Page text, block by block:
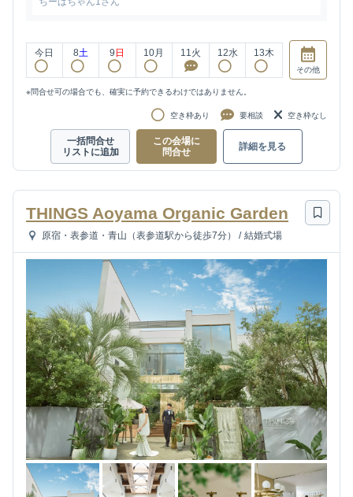
今日 8土 9 日 10月 11 火 12水 13木
その他
※問合せ可の場合でも、確実に予約できるわけではありません。
空き枠あり 要相談 空き枠なし
一括問合せ
リストに追加
この会場に
問合せ
詳細を見る
THINGS Aoyama Organic Garden
原宿・表参道・青山（表参道駅から徒歩7分） / 結婚式場